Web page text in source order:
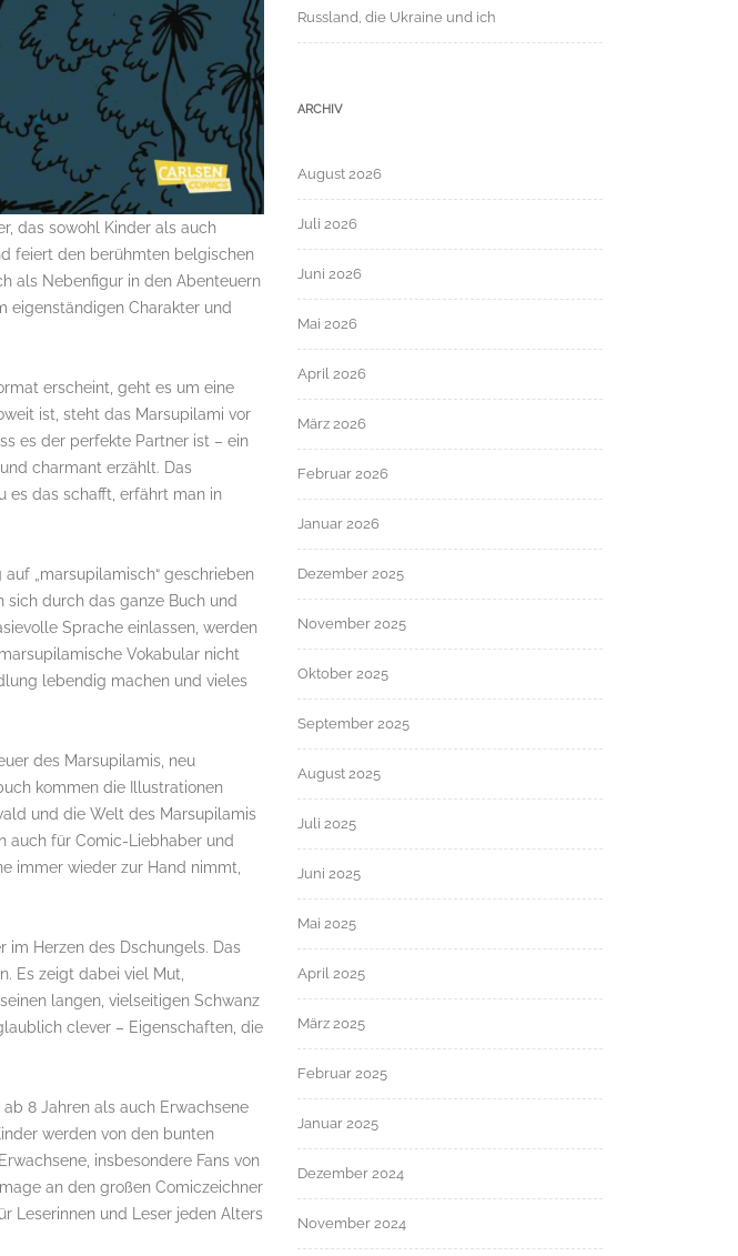
das sowohl Kinder als auch
feiert den berühmten belgischen
als Nebenfigur in den Abenteuern
eigenständigen Charakter und
erscheint, geht es um eine
ist, steht das Marsupilami vor
es der perfekte Partner ist – ein
charmant erzählt. Das
es das schafft, erfährt man in
„marsupilamisch“ geschrieben
sich durch das ganze Buch und
Sprache einlassen, werden
Vokabular nicht
lebendig machen und vieles
des Marsupilamis, neu
kommen die Illustrationen
und die Welt des Marsupilamis
auch für Comic-Liebhaber und
immer wieder zur Hand nimmt,
im Herzen des Dschungels. Das
Es zeigt dabei viel Mut,
langen, vielseitigen Schwanz
clever – Eigenschaften, die
8 Jahren als auch Erwachsene
werden von den bunten
insbesondere Fans von
an den großen Comiczeichner
Leserinnen und Leser jeden Alters
Russland, die Ukraine und ich
ARCHIV
August 2026
Juli 2026
Juni 2026
Mai 2026
April 2026
März 2026
Februar 2026
Januar 2026
Dezember 2025
November 2025
Oktober 2025
September 2025
August 2025
Juli 2025
Juni 2025
Mai 2025
April 2025
März 2025
Februar 2025
Januar 2025
Dezember 2024
November 2024